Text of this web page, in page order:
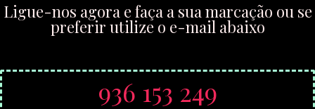
Ligue-nos agora e faça a sua marcação ou se
preferir utilize o e-mail abaixo
936 153 249